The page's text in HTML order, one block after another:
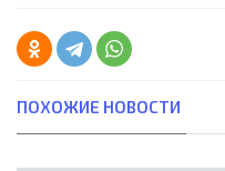
ПОХОЖИЕ НОВОСТИ